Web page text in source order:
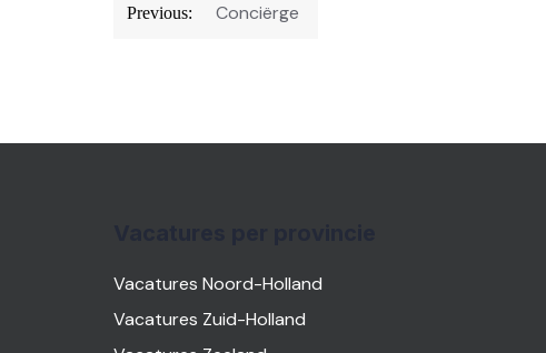
Previous: Conciërge
Vacatures Noord-Holland
Vacatures Zuid-Holland